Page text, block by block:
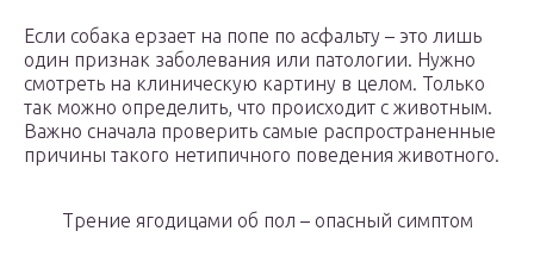
Если собака ерзает на попе по асфальту – это лишь
один признак заболевания или патологии. Нужно
смотреть на клиническую картину в целом. Только
так можно определить, что происходит с животным.
Важно сначала проверить самые распространенные
причины такого нетипичного поведения животного.
Трение ягодицами об пол – опасный симптом